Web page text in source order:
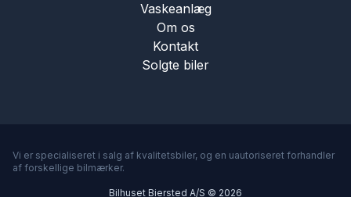
mørktonede ruder bag
parkeringssensor (for)
Vaskeanlæg
Om os
Kontakt
Solgte biler
Vi er specialiseret i salg af kvalitetsbiler, og en uautoriseret forhandler
af forskellige bilmærker.
Bilhuset Biersted A/S © 2026